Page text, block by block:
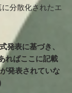
分散化されたエ
発表に基づき、
ればここに記載
発表されていな